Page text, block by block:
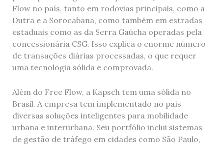
Flow no país, tanto em rodovias principais, como a
Dutra e a Sorocabana, como também em estradas
estaduais como as da Serra Gaúcha operadas pela
concessionária CSG. Isso explica o enorme número
de transações diárias processadas, o que requer
uma tecnologia sólida e comprovada.
Além do Free Flow, a Kapsch tem uma sólida no
Brasil. A empresa tem implementado no país
diversas soluções inteligentes para mobilidade
urbana e interurbana. Seu portfólio inclui sistemas
de gestão de tráfego em cidades como São Paulo,